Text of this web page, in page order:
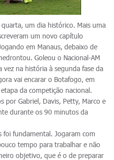
um dia histórico. Mais uma
um novo capítulo
em Manaus, debaixo de
Goleou o Nacional-AM
na história à segunda fase da
vai encarar o Botafogo, em
da competição nacional.
por Gabriel, Davis, Petty, Marco e
durante os 90 minutos da
fundamental. Jogaram com
tempo para trabalhar e não
objetivo, que é o de preparar